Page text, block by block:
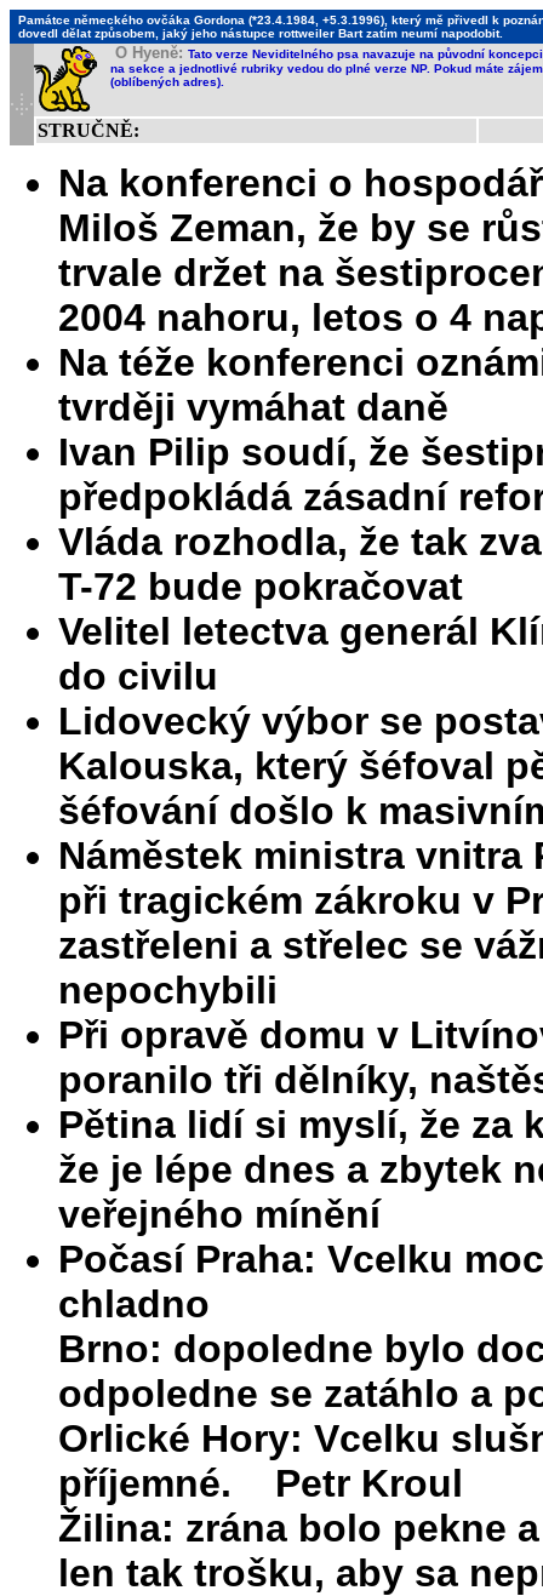
Památce německého ovčáka Gordona (*23.4.1984, +5.3.1996), který mě přivedl k
dovedl dělat způsobem, jaký jeho nástupce rottweiler Bart zatím neumí napodobit.
O Hyeně: Tato verze Neviditelného psa navazuje na původní
na sekce a jednotlivé rubriky vedou do plné verze NP. Pokud máte
(oblíbených adres).
STRUČNĚ:
Na konferenci o
Miloš Zeman, že by se
trvale držet na
2004 nahoru, letos o 4
Na téže konferenci
tvrději vymáhat daně
Ivan Pilip soudí, že
předpokládá zásadní
Vláda rozhodla, že tak
T-72 bude pokračovat
Velitel letectva generál
do civilu
Lidovecký výbor se
Kalouska, který šéfoval
šéfování došlo k
Náměstek ministra vnitra
při tragickém zákroku v
zastřeleni a střelec se
nepochybili
Při opravě domu v
poranilo tři dělníky,
Pětina lidí si myslí, že za
že je lépe dnes a zbytek
veřejného mínění
Počasí Praha: Vcelku
chladno
Brno: dopoledne bylo
odpoledne se zatáhlo a
Orlické Hory: Vcelku
příjemné. Petr Kroul
Žilina: zrána bolo pekne
len tak trošku, aby sa